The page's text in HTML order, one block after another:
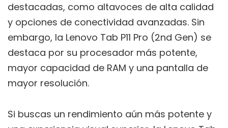
destacadas, como altavoces de alta calidad
y opciones de conectividad avanzadas. Sin
embargo, la Lenovo Tab P11 Pro (2nd Gen) se
destaca por su procesador más potente,
mayor capacidad de RAM y una pantalla de
mayor resolución.
Si buscas un rendimiento aún más potente y